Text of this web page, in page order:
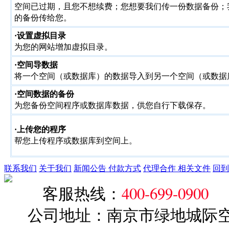
空间已过期，且您不想续费；您想要我们传一份数据备份
的备份传给您。
·设置虚拟目录
为您的网站增加虚拟目录。
·空间导数据
将一个空间（或数据库）的数据导入到另一个空间（或数据
·空间数据的备份
为您备份空间程序或数据库数据，供您自行下载保存。
·上传您的程序
帮您上传程序或数据库到空间上。
联系我们 关于我们 新闻公告 付款方式 代理合作 相关文件 回
客服热线： 400-699-0900
公司地址：南京市绿地城际